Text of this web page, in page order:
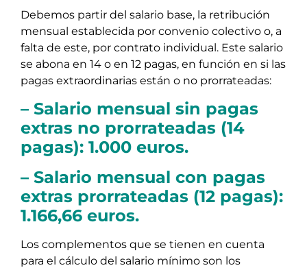
Debemos partir del salario base, la retribución
mensual establecida por convenio colectivo o, a
falta de este, por contrato individual. Este salario
se abona en 14 o en 12 pagas, en función en si las
pagas extraordinarias están o no prorrateadas:
– Salario mensual sin pagas
extras no prorrateadas (14
pagas): 1.000 euros.
– Salario mensual con pagas
extras prorrateadas (12 pagas):
1.166,66 euros.
Los complementos que se tienen en cuenta
para el cálculo del salario mínimo son los